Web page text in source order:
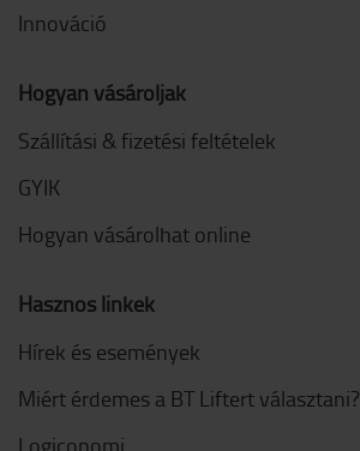
Innováció
Hogyan vásároljak
Szállítási & fizetési feltételek
GYIK
Hogyan vásárolhat online
Hasznos linkek
Hírek és események
Miért érdemes a BT Liftert választani?
Logiconomi